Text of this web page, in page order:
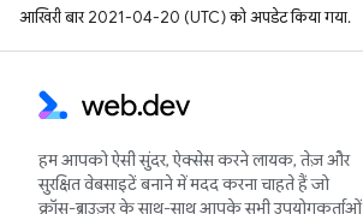
आखिरी बार 2021-04-20 (UTC) को अपडेट किया गया.
हम आपको ऐसी सुंदर, ऐक्सेस करने लायक, तेज़ और
सुरक्षित वेबसाइटें बनाने में मदद करना चाहते हैं जो
क्रॉस-ब्राउज़र के साथ-साथ आपके सभी उपयोगकर्ताओं